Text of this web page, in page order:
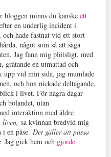
bloggen minns du kanske ett
en underlig incident i
och hade fastnat vid ett stort
något som så att säga
Jag fann mig plötsligt, med
gråtande en utmattad och
upp vid min sida, jag mumlade
och hon nickade deltagande.
i livet. För några dagar
bölandet, utan
interaktion med äldre
liven, sa kvinnan bredvid mig
en påse. Det gäller att passa
Jag gick hem och gjorde